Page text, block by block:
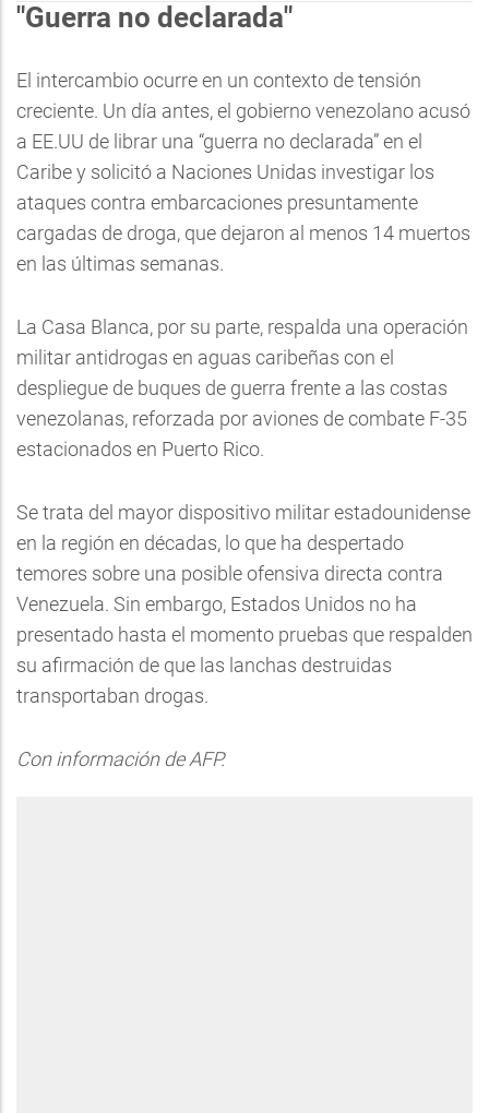
"Guerra no declarada"
El intercambio ocurre en un contexto de tensión
creciente. Un día antes, el gobierno venezolano acusó
a EE.UU de librar una “guerra no declarada” en el
Caribe y solicitó a Naciones Unidas investigar los
ataques contra embarcaciones presuntamente
cargadas de droga, que dejaron al menos 14 muertos
en las últimas semanas.
La Casa Blanca, por su parte, respalda una operación
militar antidrogas en aguas caribeñas con el
despliegue de buques de guerra frente a las costas
venezolanas, reforzada por aviones de combate F-35
estacionados en Puerto Rico.
Se trata del mayor dispositivo militar estadounidense
en la región en décadas, lo que ha despertado
temores sobre una posible ofensiva directa contra
Venezuela. Sin embargo, Estados Unidos no ha
presentado hasta el momento pruebas que respalden
su afirmación de que las lanchas destruidas
transportaban drogas.
Con información de AFP.